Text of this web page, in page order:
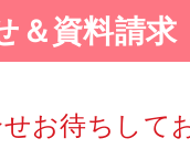
＆資料請求
お待ちして